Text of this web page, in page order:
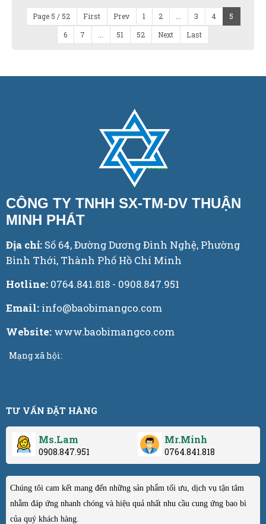
Page 5 / 52 First Prev 1 2 ... 3 4
5
6
7 ... 51 52 Next Last
CÔNG TY TNHH SX-TM-DV THUẬN
MINH PHÁT
Địa chỉ: Số 64, Đường Dương Đình Nghệ, Phường
Bình Thới, Thành Phố Hồ Chí Minh
Hotline: 0764.841.818 - 0908.847.951
Email: info@baobimangco.com
Website: www.baobimangco.com
Mạng xã hội:
TƯ VẤN ĐẶT HÀNG
Ms.Lam
0908.847.951
Mr.Minh
0764.841.818
Chúng tôi cam kết mang đến những sản phẩm tối ưu, dịch vụ tận tâm
nhằm đáp ứng nhanh chóng và hiệu quả nhất nhu cầu cung ứng bao bì
của quý khách hàng.